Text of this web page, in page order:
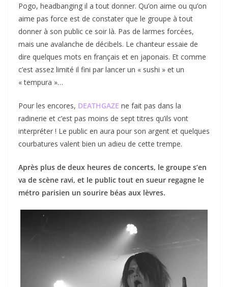
Pogo, headbanging il a tout donner. Qu’on aime ou qu’on
aime pas force est de constater que le groupe à tout
donner à son public ce soir là. Pas de larmes forcées,
mais une avalanche de décibels. Le chanteur essaie de
dire quelques mots en français et en japonais. Et comme
c’est assez limité il fini par lancer un « sushi » et un
« tempura »…
Pour les encores, DEATHGAZE ne fait pas dans la
radinerie et c’est pas moins de sept titres qu’ils vont
interpréter ! Le public en aura pour son argent et quelques
courbatures valent bien un adieu de cette trempe.
Après plus de deux heures de concerts, le groupe s’en
va de scène ravi, et le public tout en sueur regagne le
métro parisien un sourire béas aux lèvres.